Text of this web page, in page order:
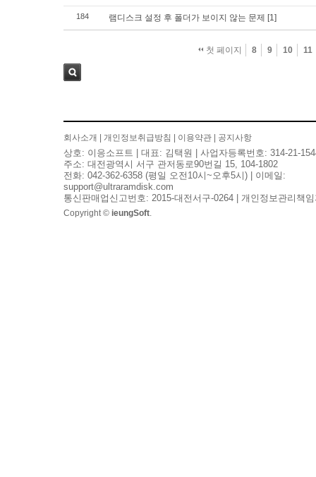
184 램디스크 설정 후 폴더가 보이지 않는 문제 [1]
첫 페이지 8 9 10 11
회사소개 개인정보취급방침 이용약관 공지사항
상호: 이응소프트 | 대표: 김택원 | 사업자등록번호: 314-21-
주소: 대전광역시 서구 관저동로90번길 15, 104-1802
전화: 042-362-6358 (평일 오전10시~오후5시) | 이메일:
support@ultraramdisk.com
통신판매업신고번호: 2015-대전서구-0264 | 개인정보관리책
Copyright © ieungSoft.